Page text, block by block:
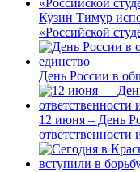
Кузин Тимур
«Российской
День России в
12 июня – День